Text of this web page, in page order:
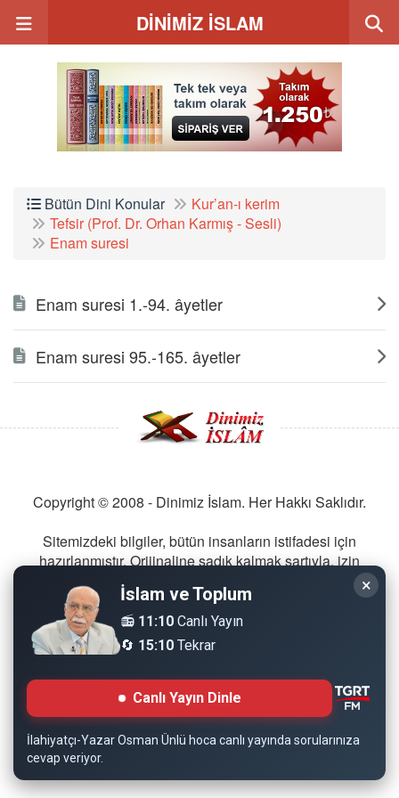
DİNİMİZ İSLAM
Bütün Dini Konular
Kur’an-ı kerim
Tefsir (Prof. Dr. Orhan Karmış - Sesli)
Enam suresi
Enam suresi 1.-94. âyetler
Enam suresi 95.-165. âyetler
Copyright © 2008 - Dinimiz İslam. Her Hakkı Saklıdır.
Sitemizdeki bilgiler, bütün insanların istifadesi için
hazırlanmıştır. Orijinaline sadık kalmak şartıyla, izin
almaya gerek kalmadan, herkes istediği gibi alıp istifade
edebilir.
Normal Siteyi Göster
×
İslam ve Toplum
📻 11:10 Canlı Yayın
🔄 15:10 Tekrar
Canlı Yayın Dinle
İlahiyatçı-Yazar Osman Ünlü hoca canlı yayında sorularınıza
cevap veriyor.